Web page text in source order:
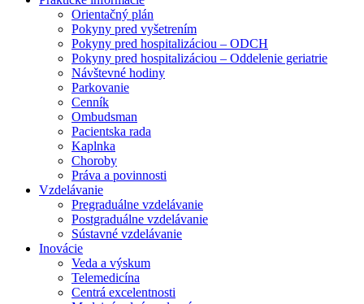
Orientačný plán
Pokyny pred vyšetrením
Pokyny pred hospitalizáciou – ODCH
Pokyny pred hospitalizáciou – Oddelenie geriatrie
Návštevné hodiny
Parkovanie
Cenník
Ombudsman
Pacientska rada
Kaplnka
Choroby
Práva a povinnosti
Vzdelávanie
Pregraduálne vzdelávanie
Postgraduálne vzdelávanie
Sústavné vzdelávanie
Inovácie
Veda a výskum
Telemedicína
Centrá excelentnosti